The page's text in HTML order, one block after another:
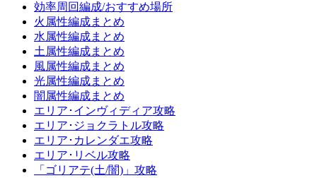
効率周回編成/おすすめ場所
火属性編成まとめ
水属性編成まとめ
土属性編成まとめ
風属性編成まとめ
光属性編成まとめ
闇属性編成まとめ
エリア･インヴィディア攻略
エリア･ジョクラトル攻略
エリア･カレンダエ攻略
エリア･リベル攻略
「ゴリアテ(土/闇)」攻略